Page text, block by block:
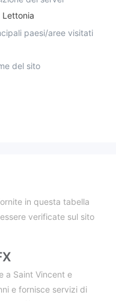
Lettonia
paesi/aree visitati
del sito
in questa tabella
verificate sul sito
a Saint Vincent e
e fornisce servizi di